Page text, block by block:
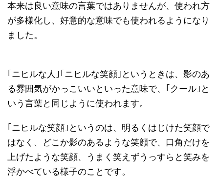
本来は良い意味の言葉ではありませんが、使われ方
が多様化し、好意的な意味でも使われるようになり
ました。
｢ニヒルな人｣｢ニヒルな笑顔｣というときは、影のあ
る雰囲気がかっこいいといった意味で、｢クール｣と
いう言葉と同じように使われます。
｢ニヒルな笑顔｣というのは、明るくはじけた笑顔で
はなく、どこか影のあるような笑顔で、口角だけを
上げたような笑顔、うまく笑えずうっすらと笑みを
浮かべている様子のことです。